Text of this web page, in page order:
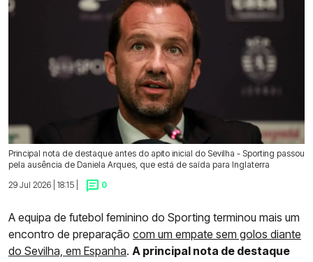
Principal nota de destaque antes do apito inicial do Sevilha - Sporting passou
pela ausência de Daniela Arques, que está de saída para Inglaterra
29 Jul 2026 | 18:15 |
0
A equipa de futebol feminino do Sporting terminou mais um
encontro de preparação com um empate sem golos diante
do Sevilha, em Espanha. A principal nota de destaque